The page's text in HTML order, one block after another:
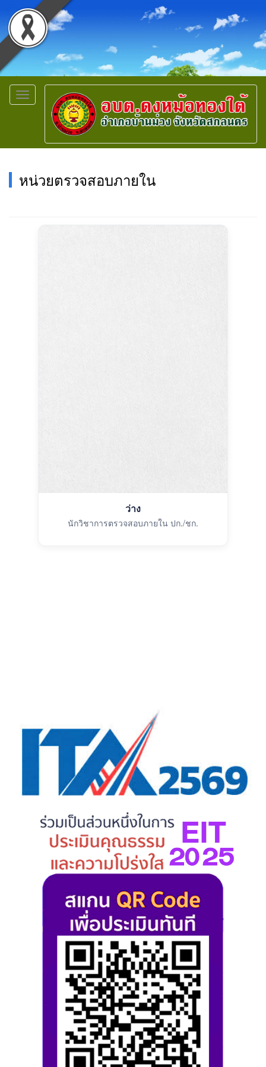
Toggle
navigation
หน่วยตรวจสอบภายใน
ว่าง
นักวิชาการตรวจสอบภายใน ปก./ชก.